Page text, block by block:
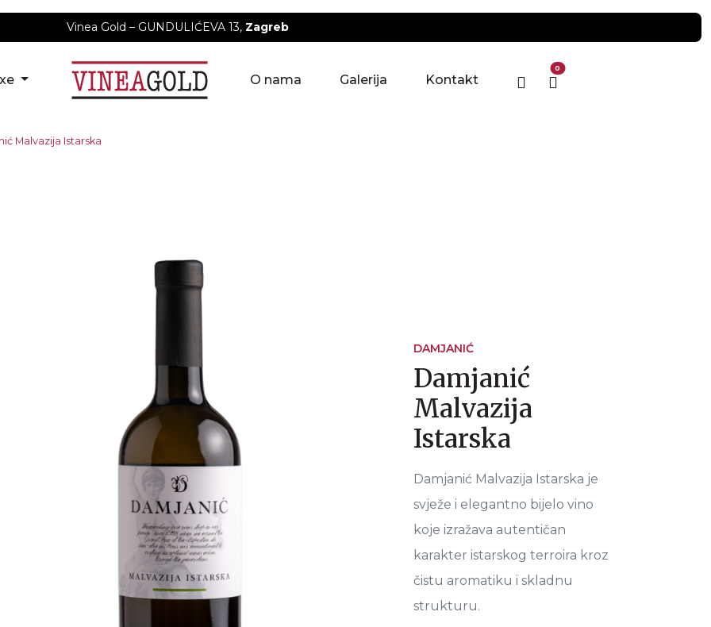
Vinea Gold – GUNDULIĆEVA 13, Zagreb
O nama Galerija Kontakt
0
Malvazija Istarska
DAMJANIĆ
Damjanić
Malvazija
Istarska
Damjanić Malvazija Istarska je
svježe i elegantno bijelo vino
koje izražava autentičan
karakter istarskog terroira kroz
čistu aromatiku i skladnu
strukturu.